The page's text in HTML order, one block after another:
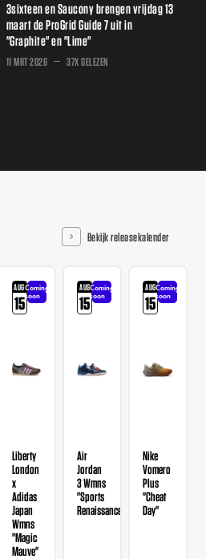
3sixteen en Saucony brengen vrijdag 13
maart de ProGrid Guide 7 uit in
"Graphite" en "Lime"
11 MRT 2026 37X GELEZEN
Bekijk releasekalender
AUG
15
Coming
soon
Liberty
London
x
Adidas
Japan
Wmns
"Magic
Mauve"
AUG
15
Coming
soon
Air
Jordan
3 Wmns
"Sports
Renaissance"
AUG
15
Coming
soon
Nike
Vomero
Plus
"Cheat
Day"